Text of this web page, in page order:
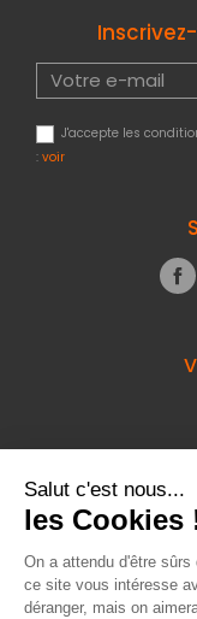
J'accepte les
: voir
À